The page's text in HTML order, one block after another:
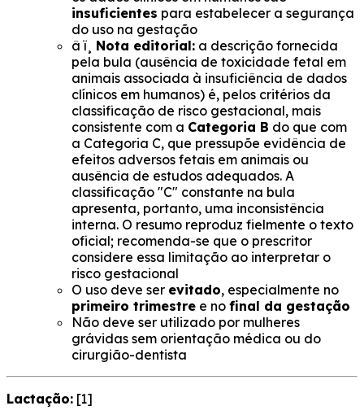
insuficientes para estabelecer a segurança
do uso na gestação
â ï¸ Nota editorial: a descrição fornecida
pela bula (ausência de toxicidade fetal em
animais associada à insuficiência de dados
clínicos em humanos) é, pelos critérios da
classificação de risco gestacional, mais
consistente com a Categoria B do que com
a Categoria C, que pressupõe evidência de
efeitos adversos fetais em animais ou
ausência de estudos adequados. A
classificação "C" constante na bula
apresenta, portanto, uma inconsistência
interna. O resumo reproduz fielmente o texto
oficial; recomenda-se que o prescritor
considere essa limitação ao interpretar o
risco gestacional
O uso deve ser evitado, especialmente no
primeiro trimestre e no final da gestação
Não deve ser utilizado por mulheres
grávidas sem orientação médica ou do
cirurgião-dentista
Lactação: [1]